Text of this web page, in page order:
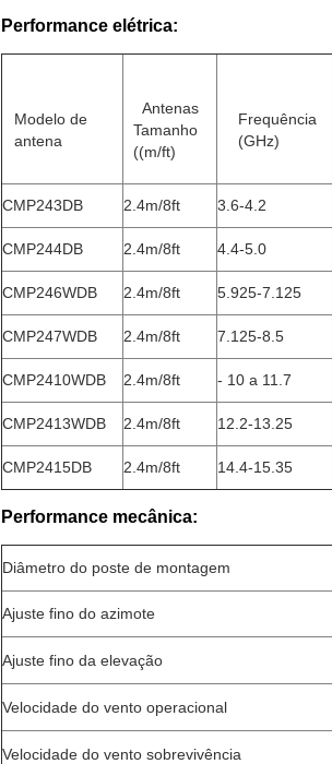
Performance elétrica:
Modelo de
antena
Antenas
Tamanho
((m/ft)
Frequência
(GHz)
CMP243DB 2.4m/8ft 3.6-4.2
CMP244DB 2.4m/8ft 4.4-5.0
CMP246WDB 2.4m/8ft 5.925-7.125
CMP247WDB 2.4m/8ft 7.125-8.5
CMP2410WDB 2.4m/8ft - 10 a 11.7
CMP2413WDB 2.4m/8ft 12.2-13.25
CMP2415DB 2.4m/8ft 14.4-15.35
Performance mecânica:
Diâmetro do poste de montagem
Ajuste fino do azimote
Ajuste fino da elevação
Velocidade do vento operacional
Velocidade do vento sobrevivência